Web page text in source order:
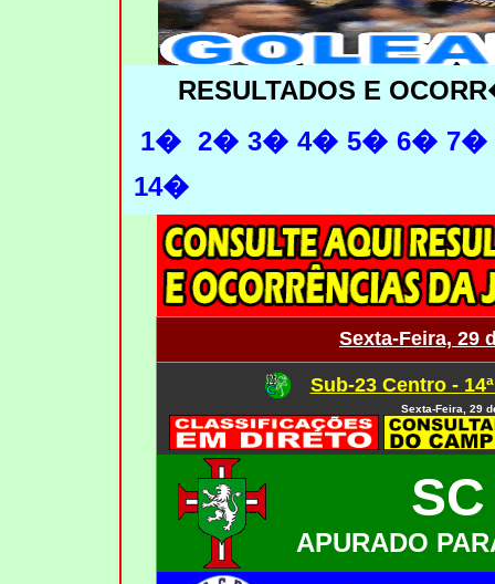
RESULTADOS E
1� 2� 3� 4� 5� 6� 7�
14�
Sexta-Feira, 29
Sub-23 Centro -
Sexta-Feira, 29
APURADO